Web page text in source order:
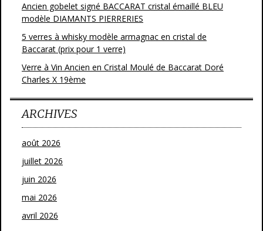
Ancien gobelet signé BACCARAT cristal émaillé BLEU
modèle DIAMANTS PIERRERIES
5 verres à whisky modèle armagnac en cristal de
Baccarat (prix pour 1 verre)
Verre à Vin Ancien en Cristal Moulé de Baccarat Doré
Charles X 19ème
ARCHIVES
août 2026
juillet 2026
juin 2026
mai 2026
avril 2026